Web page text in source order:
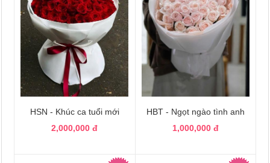
HSN - Khúc ca tuổi mới
2,000,000 đ
HBT - Ngọt ngào tình anh
1,000,000 đ